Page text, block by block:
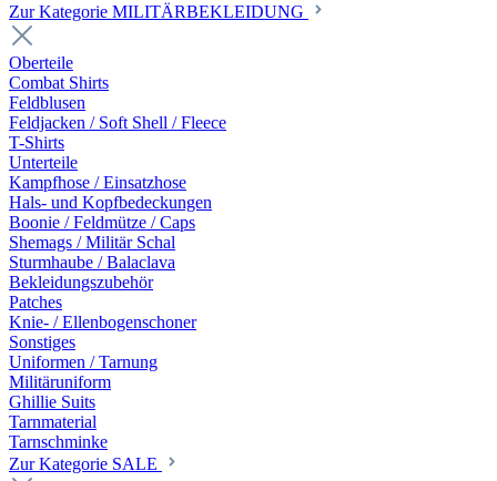
Zur Kategorie MILITÄRBEKLEIDUNG
Oberteile
Combat Shirts
Feldblusen
Feldjacken / Soft Shell / Fleece
T-Shirts
Unterteile
Kampfhose / Einsatzhose
Hals- und Kopfbedeckungen
Boonie / Feldmütze / Caps
Shemags / Militär Schal
Sturmhaube / Balaclava
Bekleidungszubehör
Patches
Knie- / Ellenbogenschoner
Sonstiges
Uniformen / Tarnung
Militäruniform
Ghillie Suits
Tarnmaterial
Tarnschminke
Zur Kategorie SALE